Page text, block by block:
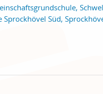
Sprockhövel Süd,